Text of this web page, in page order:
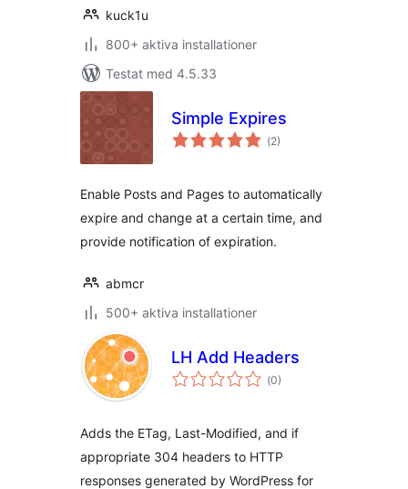
kuck1u
800+ aktiva installationer
Testat med 4.5.33
Simple Expires
(Totalt
antal
2)
Enable Posts and Pages to automatically
expire and change at a certain time, and
provide notification of expiration.
abmcr
500+ aktiva installationer
LH Add Headers
(Totalt
antal
0)
Adds the ETag, Last-Modified, and if
appropriate 304 headers to HTTP
responses generated by WordPress for